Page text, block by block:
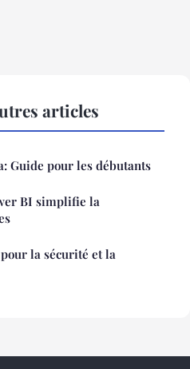
articles
Guide pour les débutants
BI simplifie la
la sécurité et la